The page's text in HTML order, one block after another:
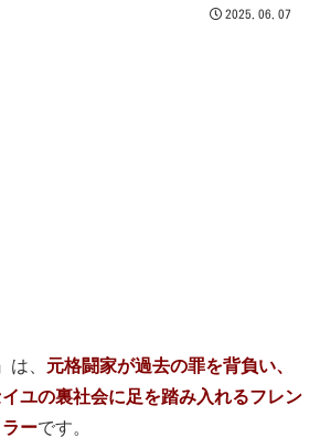
2025.06.07
、 元格闘家が過去の罪を背負い、
ユの裏社会に足を踏み入れるフレン
ーです。